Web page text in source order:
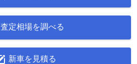
査定相場を調べる
新車を見積る